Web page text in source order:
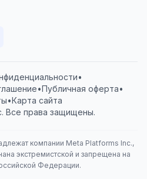
•
•Публичная оферта•
•Карта сайта
Все права защищены.
компании Meta Platforms Inc.,
экстремистской и запрещена на
Федерации.